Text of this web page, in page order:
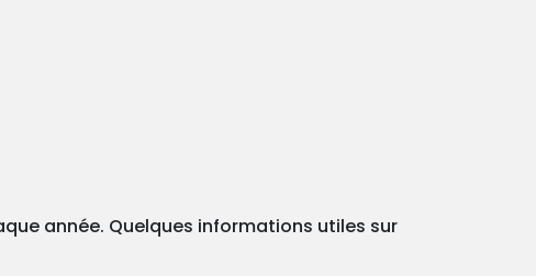
année. Quelques informations utiles sur